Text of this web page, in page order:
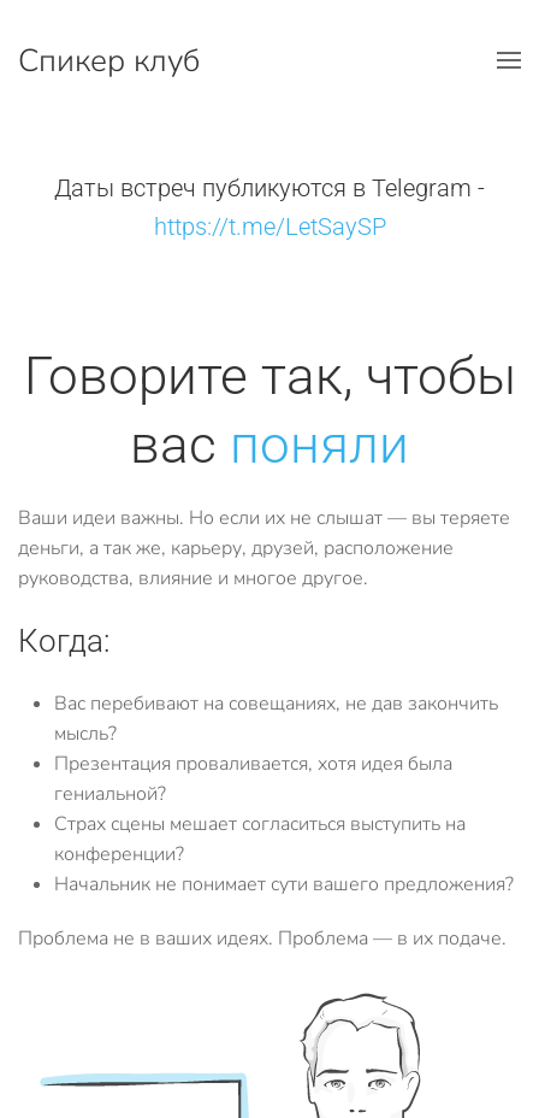
Перейти к содержимому
Спикер клуб
Даты встреч публикуются в Telegram -
https://t.me/LetSaySP
Говорите так, чтобы
вас поняли
Ваши идеи важны. Но если их не слышат — вы теряете
деньги, а так же, карьеру, друзей, расположение
руководства, влияние и многое другое.
Когда:
Вас перебивают на совещаниях, не дав закончить
мысль?
Презентация проваливается, хотя идея была
гениальной?
Страх сцены мешает согласиться выступить на
конференции?
Начальник не понимает сути вашего предложения?
Проблема не в ваших идеях. Проблема — в их подаче.